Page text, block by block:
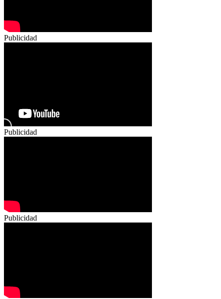
Publicidad
Publicidad
Publicidad